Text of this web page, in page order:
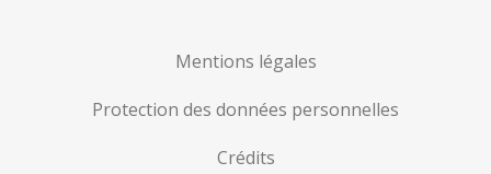
Mentions légales
Protection des données personnelles
Crédits